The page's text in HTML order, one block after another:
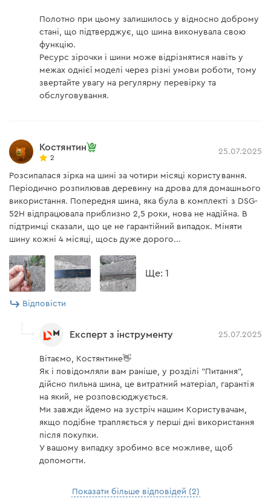
Полотно при цьому залишилось у відносно доброму
стані, що підтверджує, що шина виконувала свою
функцію.
Ресурс зірочки і шини може відрізнятися навіть у
межах однієї моделі через різні умови роботи, тому
звертайте увагу на регулярну перевірку та
обслуговування.
Костянтин
2
25.07.2025
Розсипалася зірка на шині за чотири місяці користування.
Періодично розпилював деревину на дрова для домашнього
використання. Попередня шина, яка була в комплекті з DSG-
52H відпрацювала приблизно 2,5 роки, нова не надійна. В
підтримці сказали, що це не гарантійний випадок. Міняти
шину кожні 4 місяці, щось дуже дорого...
Ще: 1
Відповісти
Експерт з інструменту 25.07.2025
Вітаємо, Костянтине👋
Як і повідомляли вам раніше, у розділі "Питання",
дійсно пильна шина, це витратний матеріал, гарантія
на який, не розповсюджується.
Ми завжди йдемо на зустріч нашим Користувачам,
якщо подібне трапляється у перші дні використання
після покупки.
У вашому випадку зробимо все можливе, щоб
допомогти.
Показати більше відповідей (2)